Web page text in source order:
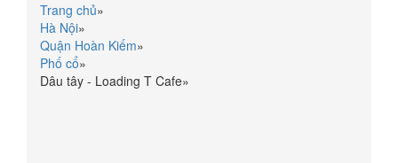
Trang chủ»
Hà Nội»
Quận Hoàn Kiếm»
Phố cổ»
Dâu tây - Loading T Cafe»